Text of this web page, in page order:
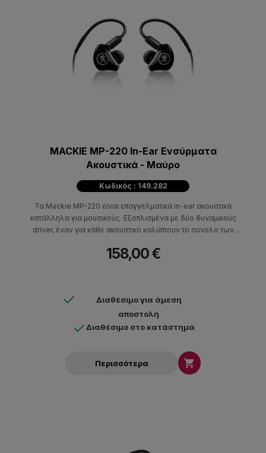
MACKIE MP-220 In-Ear Ενσύρματα
Ακουστικά - Μαύρο
Κωδικός : 149.282
Τα Mackie MP-220 είναι επαγγελματικά in-ear ακουστικά
κατάλληλα για μουσικούς. Εξοπλισμένα με δύο δυναμικούς
driver, έναν για κάθε ακουστικό καλύπτουν το σύνολο των
158,00 €
Διαθέσιμο για άμεση
αποστολή
Διαθέσιμο στο κατάστημα
Περισσότερα 